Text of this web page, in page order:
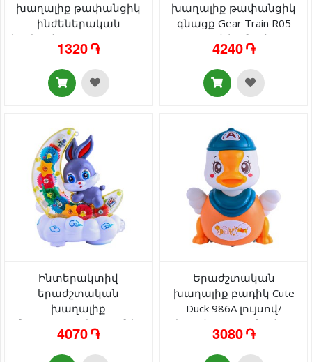
խաղալիք թափանցիկ
ինժեներական
էքսկավատոր Gear Track
SR878-11 լույսով/ձայնով
1320 ֏
խաղալիք թափանցիկ
գնացք Gear Train R05
լույսով/ձայնով 3+
4240 ֏
Ինտերակտիվ
երաժշտական
խաղալիք
նապաստակը լուսնի
վրա Moon Rabbit YJ-3043
լույսով/ձայնով 3+
4070 ֏
Երաժշտական
խաղալիք բադիկ Cute
Duck 986A լույսով/
երաժշտությունով 3+
3080 ֏